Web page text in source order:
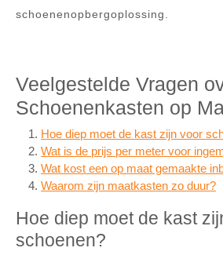
schoenenopbergoplossing.
Veelgestelde Vragen
Schoenenkasten op
Hoe diep moet de kast zijn voor
Wat is de prijs per meter voor
Wat kost een op maat gemaakte
Waarom zijn maatkasten zo duur?
Hoe diep moet de kast
schoenen?